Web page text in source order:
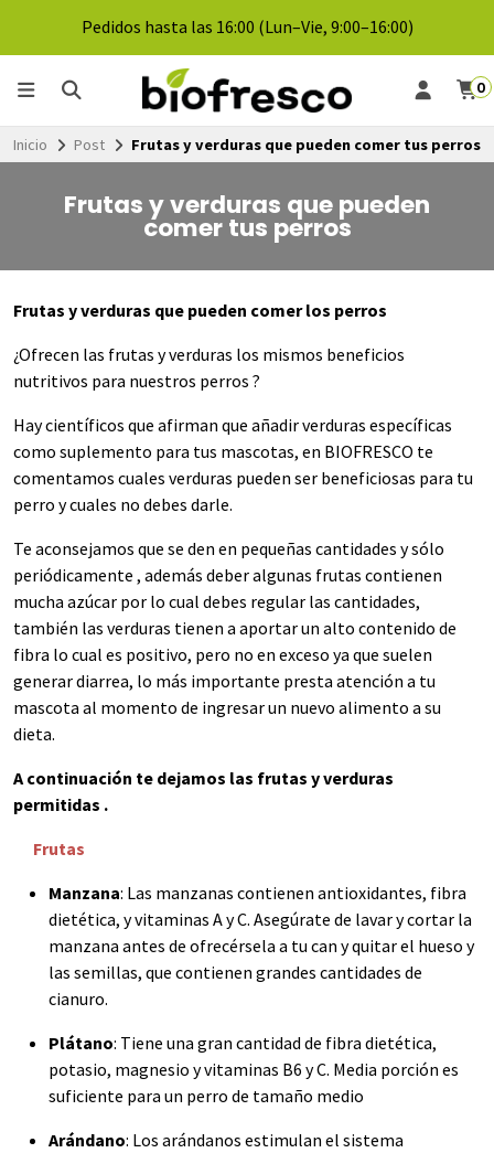
Pedidos hasta las 16:00 (Lun–Vie, 9:00–16:00)
0
Inicio Post Frutas y verduras que pueden comer tus perros
Frutas y verduras que pueden
comer tus perros
Frutas y verduras que pueden comer los perros
¿Ofrecen las frutas y verduras los mismos beneficios
nutritivos para nuestros perros ?
Hay científicos que afirman que añadir verduras específicas
como suplemento para tus mascotas, en BIOFRESCO te
comentamos cuales verduras pueden ser beneficiosas para tu
perro y cuales no debes darle.
Te aconsejamos que se den en pequeñas cantidades y sólo
periódicamente , además deber algunas frutas contienen
mucha azúcar por lo cual debes regular las cantidades,
también las verduras tienen a aportar un alto contenido de
fibra lo cual es positivo, pero no en exceso ya que suelen
generar diarrea, lo más importante presta atención a tu
mascota al momento de ingresar un nuevo alimento a su
dieta.
A continuación te dejamos las frutas y verduras
permitidas .
Frutas
Manzana: Las manzanas contienen antioxidantes, fibra
dietética, y vitaminas A y C. Asegúrate de lavar y cortar la
manzana antes de ofrecérsela a tu can y quitar el hueso y
las semillas, que contienen grandes cantidades de
cianuro.
Plátano: Tiene una gran cantidad de fibra dietética,
potasio, magnesio y vitaminas B6 y C. Media porción es
suficiente para un perro de tamaño medio
Arándano: Los arándanos estimulan el sistema